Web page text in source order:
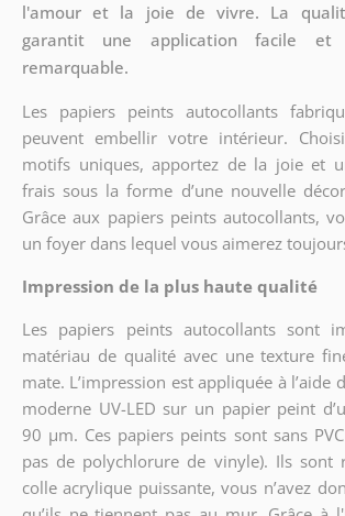
l'amour et la joie de vivre. La
garantit une application facile et
remarquable.
Les papiers peints autocollants
peuvent embellir votre intérieur.
motifs uniques, apportez de la joie et
frais sous la forme d’une nouvelle
Grâce aux papiers peints autocollants,
un foyer dans lequel vous aimerez
Impression de la plus haute qualité
Les papiers peints autocollants sont
matériau de qualité avec une texture
mate. L’impression est appliquée à l’aide
moderne UV-LED sur un papier peint
90 µm. Ces papiers peints sont sans
pas de polychlorure de vinyle). Ils sont
colle acrylique puissante, vous n’avez